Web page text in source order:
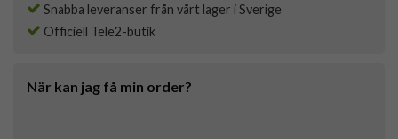
Snabba leveranser från vårt lager i Sverige
Officiell Tele2-butik
När kan jag få min order?